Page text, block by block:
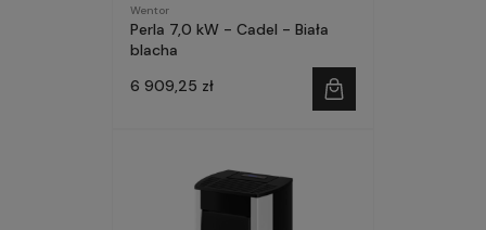
Wentor
Perla 7,0 kW - Cadel - Biała
blacha
6 909,25 zł